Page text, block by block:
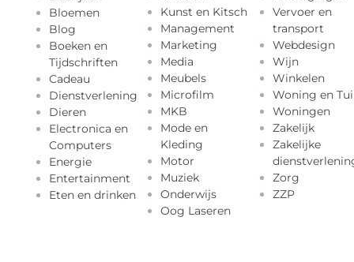
Bloemen
Blog
Boeken en
Tijdschriften
Cadeau
Dienstverlening
Dieren
Electronica en
Computers
Energie
Entertainment
Eten en drinken
Kunst en Kitsch
Management
Marketing
Media
Meubels
Microfilm
MKB
Mode en
Kleding
Motor
Muziek
Onderwijs
Oog Laseren
Vervoer en
transport
Webdesign
Wijn
Winkelen
Woning en
Woningen
Zakelijk
Zakelijke
Zorg
ZZP